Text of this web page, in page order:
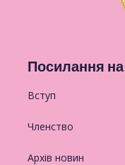
Посилання на
Вступ
Членство
Архів новин